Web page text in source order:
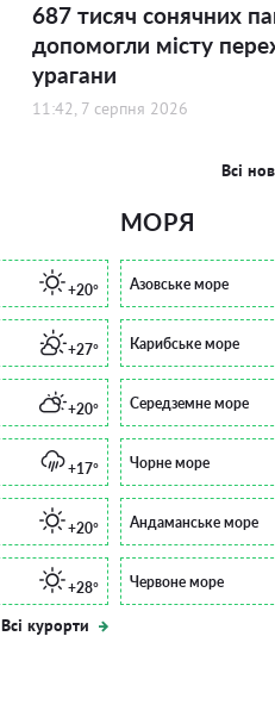
687 тисяч сонячних
допомогли місту
урагани
11:42, 7 серпня 2026
Всі
+20°
+27°
+20°
+17°
+20°
+28°
Всі курорти
МОРЯ
Азовське море
Карибське море
Середземне море
Чорне море
Андаманське море
Червоне море